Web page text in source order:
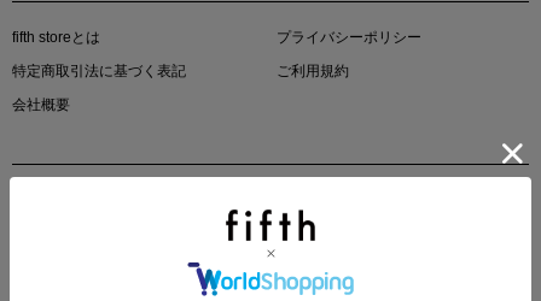
この夏の主役確定！
fifth storeとは
プライバシーポリシー
特定商取引法に基づく表記
ご利用規約
会社概要